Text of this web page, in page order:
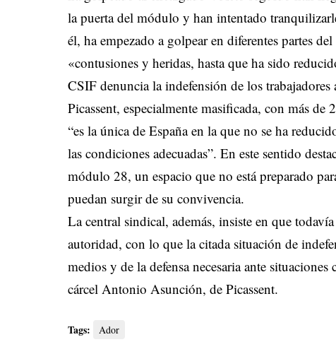
la puerta del módulo y han intentado
él, ha empezado a golpear en diferentes partes
«contusiones y heridas, hasta que ha sido
CSIF denuncia la indefensión de los trabajadores
Picassent, especialmente masificada, con más
“es la única de España en la que no se ha
las condiciones adecuadas”. En este sentido
módulo 28, un espacio que no está preparado
puedan surgir de su convivencia.
La central sindical, además, insiste en que
autoridad, con lo que la citada situación de
medios y de la defensa necesaria ante
cárcel Antonio Asunción, de Picassent.
Tags: Ador